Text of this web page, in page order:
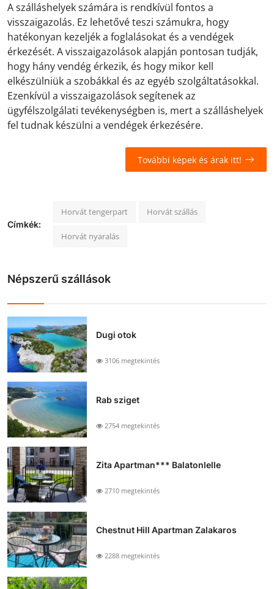
A szálláshelyek számára is rendkívül fontos a
visszaigazolás. Ez lehetővé teszi számukra, hogy
hatékonyan kezeljék a foglalásokat és a vendégek
érkezését. A visszaigazolások alapján pontosan tudják,
hogy hány vendég érkezik, és hogy mikor kell
elkészülniük a szobákkal és az egyéb szolgáltatásokkal.
Ezenkívül a visszaigazolások segítenek az
ügyfélszolgálati tevékenységben is, mert a szálláshelyek
fel tudnak készülni a vendégek érkezésére.
További képek és árak itt!
Címkék:
Horvát tengerpart Horvát szállás
Horvát nyaralás
Népszerű szállások
Dugi otok
3106 megtekintés
Rab sziget
2754 megtekintés
Zita Apartman*** Balatonlelle
2710 megtekintés
Chestnut Hill Apartman Zalakaros
2288 megtekintés